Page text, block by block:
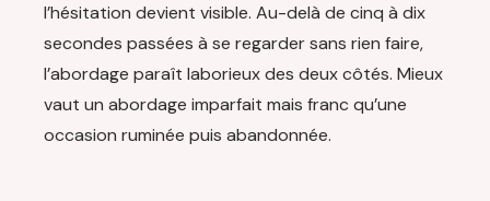
l’hésitation devient visible. Au-delà de cinq à dix
secondes passées à se regarder sans rien faire,
l’abordage paraît laborieux des deux côtés. Mieux
vaut un abordage imparfait mais franc qu’une
occasion ruminée puis abandonnée.